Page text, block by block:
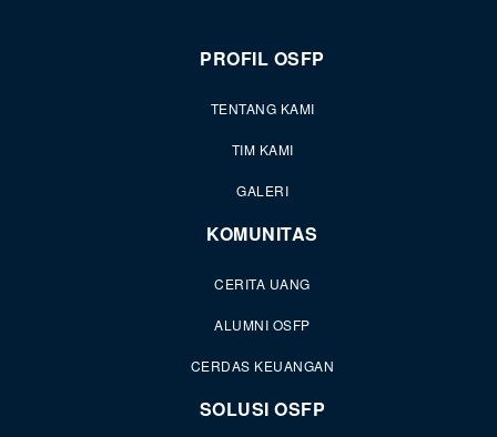
PROFIL OSFP
TENTANG KAMI
TIM KAMI
GALERI
KOMUNITAS
CERITA UANG
ALUMNI OSFP
CERDAS KEUANGAN
SOLUSI OSFP